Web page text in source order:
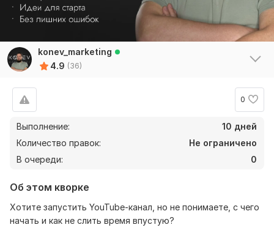
konev_marketing
4.9 (36)
0
Выполнение:
10 дней
Количество правок:
Не ограничено
В очереди:
0
Об этом кворке
Хотите запустить YouTube-канал, но не понимаете, с чего
начать и как не слить время впустую?